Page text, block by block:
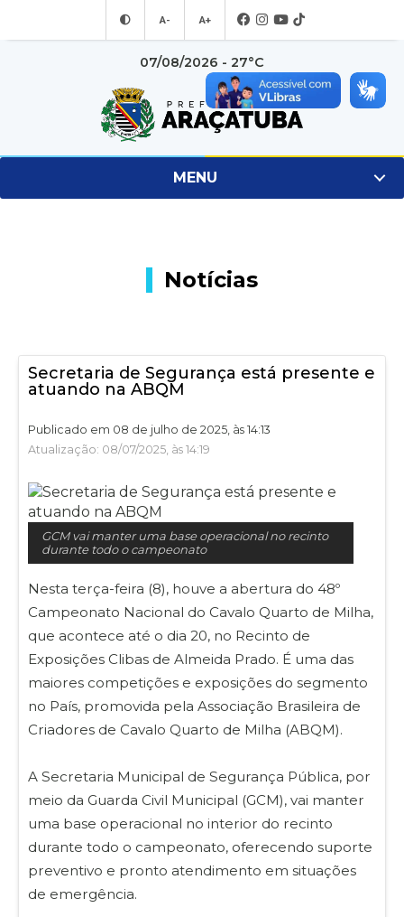
A- A+
07/08/2026 - 27°C
MENU
Notícias
Secretaria de Segurança está presente e
atuando na ABQM
Publicado em 08 de julho de 2025, às 14:13
Atualização: 08/07/2025, às 14:19
GCM vai manter uma base operacional no recinto
durante todo o campeonato
Nesta terça-feira (8), houve a abertura do 48º
Campeonato Nacional do Cavalo Quarto de Milha,
que acontece até o dia 20, no Recinto de
Exposições Clibas de Almeida Prado. É uma das
maiores competições e exposições do segmento
no País, promovida pela Associação Brasileira de
Criadores de Cavalo Quarto de Milha (ABQM).
A Secretaria Municipal de Segurança Pública, por
meio da Guarda Civil Municipal (GCM), vai manter
uma base operacional no interior do recinto
durante todo o campeonato, oferecendo suporte
preventivo e pronto atendimento em situações
de emergência.